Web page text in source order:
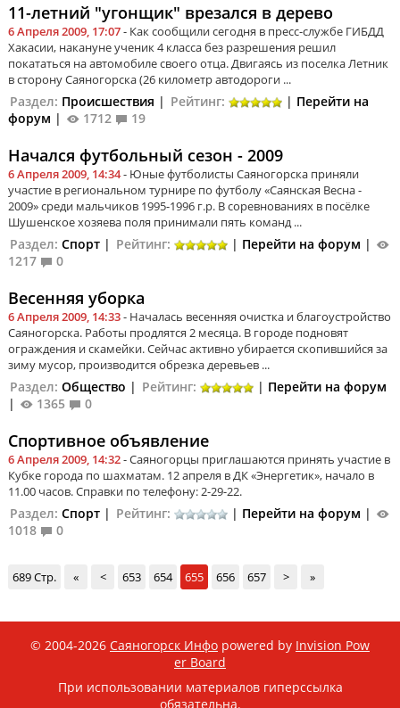
11-летний "угонщик" врезался в дерево
6 Апреля 2009, 17:07- Как сообщили сегодня в пресс-службе ГИБДД
Хакасии, накануне ученик 4 класса без разрешения решил
покататься на автомобиле своего отца. Двигаясь из поселка Летник
в сторону Саяногорска (26 километр автодороги ...
Раздел: Происшествия | Рейтинг: | Перейти на
форум | 1712 19
Начался футбольный сезон - 2009
6 Апреля 2009, 14:34- Юные футболисты Саяногорска приняли
участие в региональном турнире по футболу «Саянская Весна -
2009» среди мальчиков 1995-1996 г.р. В соревнованиях в посёлке
Шушенское хозяева поля принимали пять команд ...
Раздел: Спорт | Рейтинг: | Перейти на форум |
1217
0
Весенняя уборка
6 Апреля 2009, 14:33- Началась весенняя очистка и благоустройство
Саяногорска. Работы продлятся 2 месяца. В городе подновят
ограждения и скамейки. Сейчас активно убирается скопившийся за
зиму мусор, производится обрезка деревьев ...
Раздел: Общество | Рейтинг: | Перейти на форум
|
1365 0
Спортивное объявление
6 Апреля 2009, 14:32- Саяногорцы приглашаются принять участие в
Кубке города по шахматам. 12 апреля в ДК «Энергетик», начало в
11.00 часов. Справки по телефону: 2-29-22.
Раздел: Спорт | Рейтинг: | Перейти на форум |
1018
0
689 Стр. « < 653 654 655 656 657 > »
© 2004-2026 Саяногорск Инфо powered by Invision Pow
er Board
При использовании материалов гиперссылка
обязательна.